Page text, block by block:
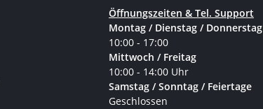
Öffnungszeiten & Tel. Support
Montag / Dienstag / Donnerstag
10:00 - 17:00
Mittwoch / Freitag
10:00 - 14:00 Uhr
Samstag / Sonntag / Feiertage
Geschlossen